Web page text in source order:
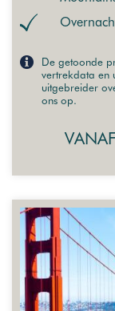
De getoonde
vertrekdata en
uitgebreider
ons op.